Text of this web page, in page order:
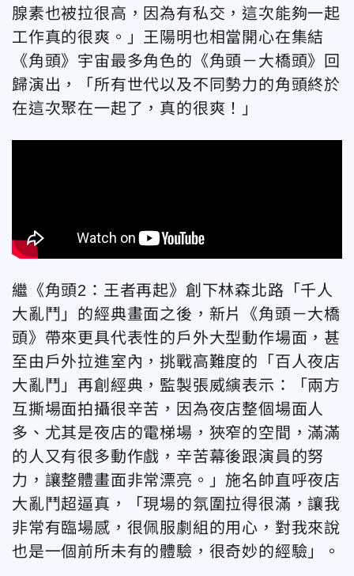
腺素也被拉很高，因為有私交，這次能夠一起
工作真的很爽。」王陽明也相當開心在集結
《角頭》宇宙最多角色的《角頭－大橋頭》回
歸演出，「所有世代以及不同勢力的角頭終於
在這次聚在一起了，真的很爽！」
繼《角頭2：王者再起》創下林森北路「千人
大亂鬥」的經典畫面之後，新片《角頭－大橋
頭》帶來更具代表性的戶外大型動作場面，甚
至由戶外拉進室內，挑戰高難度的「百人夜店
大亂鬥」再創經典，監製張威縯表示：「兩方
互撕場面拍攝很辛苦，因為夜店整個場面人
多、尤其是夜店的電梯場，狹窄的空間，滿滿
的人又有很多動作戲，辛苦幕後跟演員的努
力，讓整體畫面非常漂亮。」施名帥直呼夜店
大亂鬥超逼真，「現場的氛圍拉得很滿，讓我
非常有臨場感，很佩服劇組的用心，對我來說
也是一個前所未有的體驗，很奇妙的經驗」。